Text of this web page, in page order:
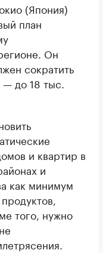
(Япония)
план
Он
сократить
— до 18 тыс.
и квартир в
и
как минимум
того, нужно